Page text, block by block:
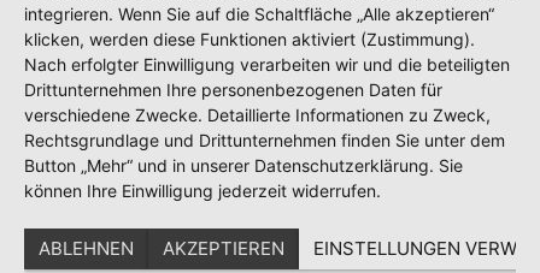
integrieren. Wenn Sie auf die Schaltfläche „Alle akzeptieren“
klicken, werden diese Funktionen aktiviert (Zustimmung).
Nach erfolgter Einwilligung verarbeiten wir und die beteiligten
Drittunternehmen Ihre personenbezogenen Daten für
verschiedene Zwecke. Detaillierte Informationen zu Zweck,
Rechtsgrundlage und Drittunternehmen finden Sie unter dem
Button „Mehr“ und in unserer Datenschutzerklärung. Sie
können Ihre Einwilligung jederzeit widerrufen.
ABLEHNEN AKZEPTIEREN EINSTELLUNGEN